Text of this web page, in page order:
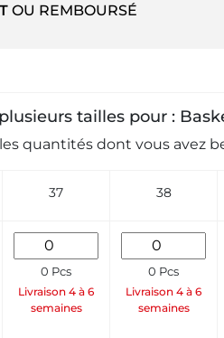
OU REMBOURSÉ
tailles pour :
quantités dont vous avez
37 38
0 Pcs
Livraison 4 à 6
semaines
0 Pcs
Livraison 4 à 6
semaines